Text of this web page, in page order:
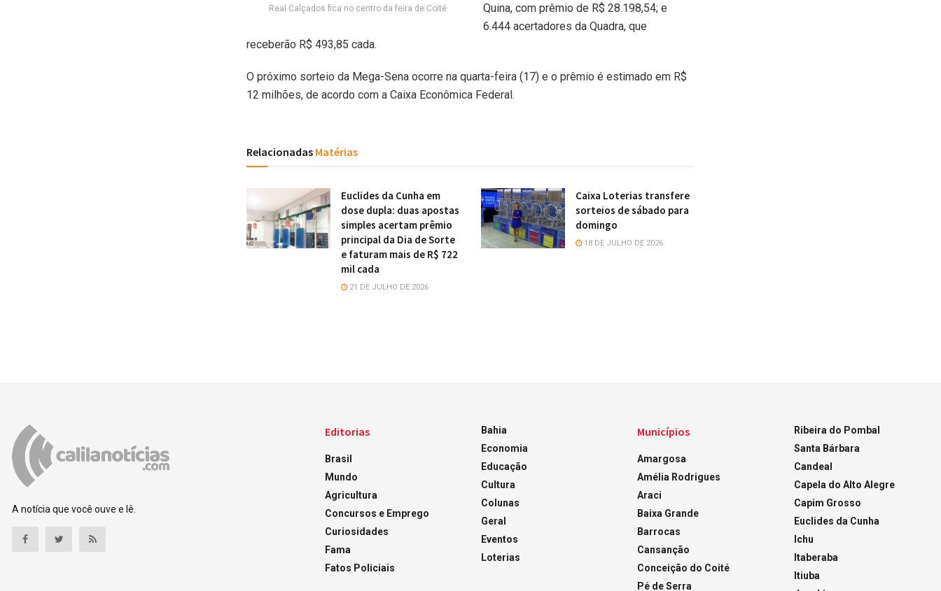
Real Calçados fica no centro da feira de Coité
Quina, com prêmio de R$ 28.198,54; e
6.444 acertadores da Quadra, que
receberão R$ 493,85 cada.
O próximo sorteio da Mega-Sena ocorre na quarta-feira (17) e o prêmio é estimado em R$
12 milhões, de acordo com a Caixa Econômica Federal.
Relacionadas Matérias
Euclides da Cunha em
dose dupla: duas apostas
simples acertam prêmio
principal da Dia de Sorte
e faturam mais de R$ 722
mil cada
21 DE JULHO DE 2026
Caixa Loterias transfere
sorteios de sábado para
domingo
18 DE JULHO DE 2026
A notícia que você ouve e lê.
Editorias
Brasil
Mundo
Agricultura
Concursos e Emprego
Curiosidades
Fama
Fatos Policiais
Bahia
Economia
Educação
Cultura
Colunas
Geral
Eventos
Loterias
Municípios
Amargosa
Amélia Rodrigues
Araci
Baixa Grande
Barrocas
Cansanção
Conceição do Coité
Pé de Serra
Ribeira do Pombal
Santa Bárbara
Candeal
Capela do Alto Alegre
Capim Grosso
Euclides da Cunha
Ichu
Itaberaba
Itiuba